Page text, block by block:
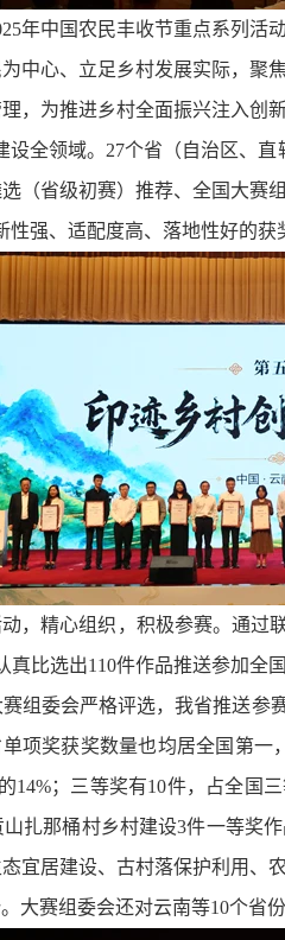
年中国农民丰收节重点系列
中心、立足乡村发展实际，
，为推进乡村全面振兴注入创
全领域。27个省（自治区、
（省级初赛）推荐、全国大
强、适配度高、落地性好的获
，精心组织，积极参赛。通过
比选出110件作品推送参加全
组委会严格评选，我省推送参
项奖获奖数量也均居全国第一
14%；三等奖有10件，占全国
扎那桶村乡村建设3件一等奖
宜居建设、古村落保护利用
大赛组委会还对云南等10个省份